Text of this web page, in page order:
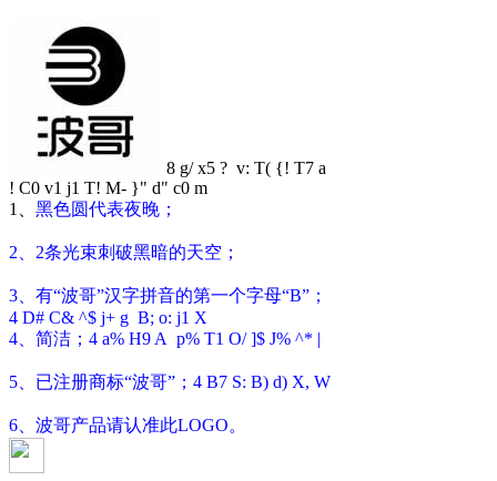
8 g/ x5 ? v: T( {! T7 a
! C0 v1 j1 T! M- }" d" c0 m
1、 黑色圆代表夜晚；
2、2条光束刺破黑暗的天空；
3、有“波哥”汉字拼音的第一个字母“B”；
4 D# C& ^$ j+ g B; o: j1 X
4、简洁； 4 a% H9 A p% T1 O/ ]$ J% ^* |
5、已注册商标“波哥”； 4 B7 S: B) d) X, W
6、波哥产品请认准此LOGO。